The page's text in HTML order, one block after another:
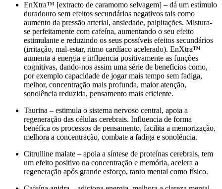
EnXtra™ [extracto de caramomo selvagem] – dá um estímulo
duradouro sem efeitos secundários negativos tais como
aumento da pressão arterial, ansiedade, palpitações. Mistura-
se perfeitamente com cafeína, aumentando o seu efeito
estimulante e reduzindo os seus possíveis efeitos secundários
(irritação, mal-estar, ritmo cardíaco acelerado). EnXtra™
aumenta a energia e influencia positivamente as funções
cognitivas, dando-nos assim uma série de benefícios como,
por exemplo capacidade de jogar mais tempo sem fadiga,
melhor, concentração mais profunda, maior atenção,
sonolência reduzida, pensamento mais eficiente.
Taurina – estimula o sistema nervoso central, apoia a
regeneração das células cerebrais. Influencia de forma
benéfica os processos de pensamento, facilita a memorização,
melhora a concentração, combate a fadiga e sonolência.
Citrulline malate – apoia a síntese de proteínas cerebrais, tem
um efeito positivo na concentração e memória, acelera a
regeneração após grande esforço, tanto mental como físico.